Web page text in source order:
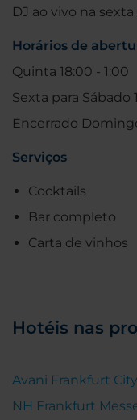
DJ ao vivo na sexta
Horários de
Quinta 18:00 - 1:00
Sexta para Sábado
Encerrado
Serviços
Cocktails
Bar completo
Carta de vinhos
Hotéis nas
Avani Frankfurt
NH Frankfurt